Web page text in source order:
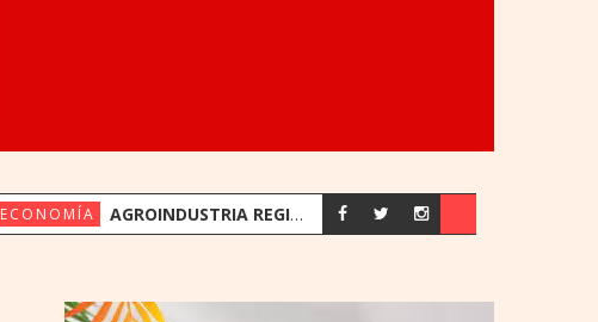
ECONOMÍA AGROINDUSTRIA REGISTRA SU MEJOR PRIMER SEMESTRE DESDE 2018